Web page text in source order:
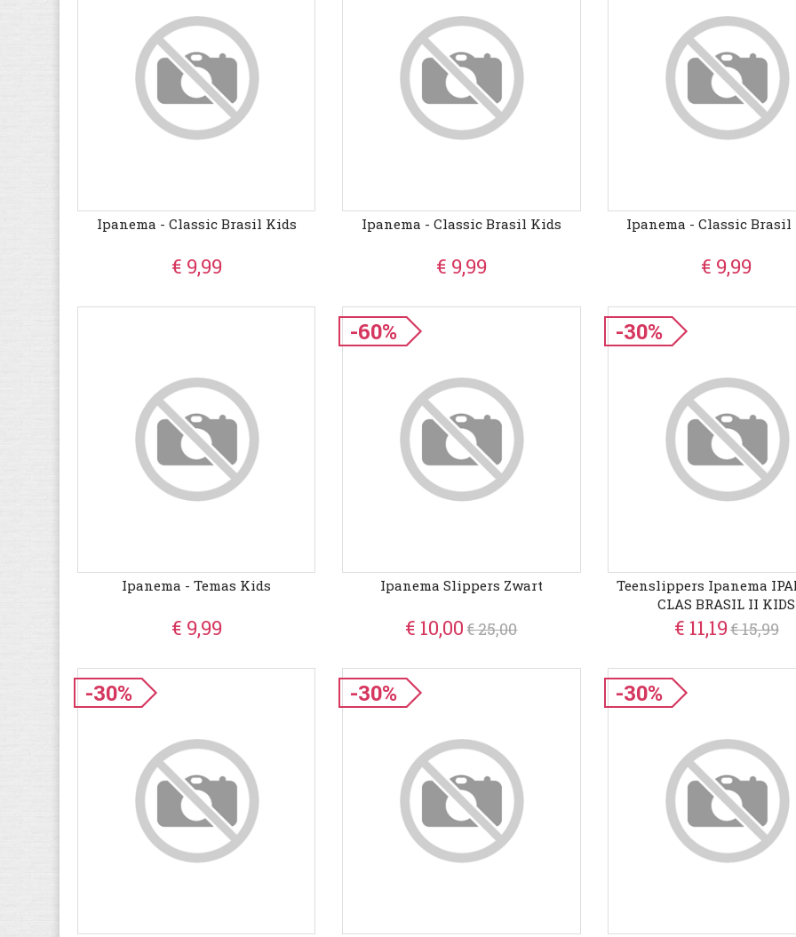
Ipanema - Classic Brasil Kids
€ 9,99
Ipanema - Classic Brasil Kids
€ 9,99
Ipanema - Classic Brasil
€ 9,99
Ipanema - Temas Kids
€ 9,99
-60%
Ipanema Slippers Zwart
€ 10,00€ 25,00
-30%
Teenslippers Ipanema
CLAS BRASIL II KIDS
€ 11,19€ 15,99
-30% -30% -30%